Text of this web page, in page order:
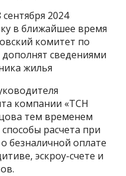
2024
в ближайшее время
комитет по
сведениями
жилья
компании «ТСН
тем временем
расчета при
безналичной оплате
эскроу-счете и